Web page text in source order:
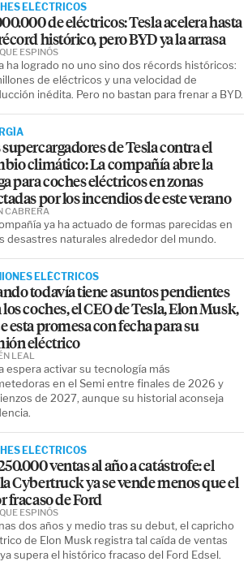
ELÉCTRICOS
de eléctricos: Tesla acelera hasta
histórico, pero BYD ya la arrasa
ha logrado no uno sino dos récords históricos:
de eléctricos y una velocidad de
inédita. Pero no bastan para frenar a BYD.
ESPINÓS
de Tesla contra el
climático: La compañía abre la
para coches eléctricos en zonas
por los incendios de este verano
ya ha actuado de formas parecidas en
desastres naturales alrededor del mundo.
CABRERA
ELÉCTRICOS
todavía tiene asuntos pendientes
coches, el CEO de Tesla, Elon Musk,
esta promesa con fecha para su
eléctrico
espera activar su tecnología más
en el Semi entre finales de 2026 y
de 2027, aunque su historial aconseja
LEAL
ELÉCTRICOS
ventas al año a catástrofe: el
Cybertruck ya se vende menos que el
fracaso de Ford
dos años y medio tras su debut, el capricho
de Elon Musk registra tal caída de ventas
supera el histórico fracaso del Ford Edsel.
ESPINÓS